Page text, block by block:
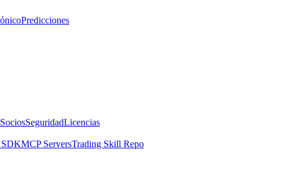
Predicciones
SociosSeguridadLicencias
MCP ServersTrading Skill Repo